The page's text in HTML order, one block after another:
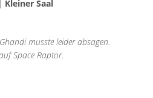
Kleiner Saal
musste leider absagen.
Space Raptor.